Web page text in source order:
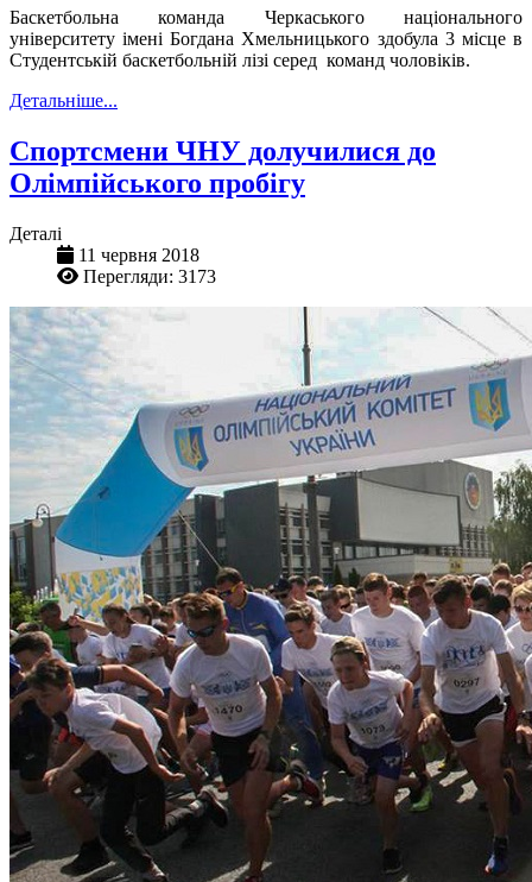
Баскетбольна команда Черкаського національного
університету імені Богдана Хмельницького здобула 3 місце в
Студентській баскетбольній лізі серед команд чоловіків.
Детальніше...
Спортсмени ЧНУ долучилися до
Олімпійського пробігу
Деталі
11 червня 2018
Перегляди: 3173